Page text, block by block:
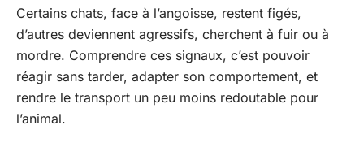
Certains chats, face à l’angoisse, restent figés,
d’autres deviennent agressifs, cherchent à fuir ou à
mordre. Comprendre ces signaux, c’est pouvoir
réagir sans tarder, adapter son comportement, et
rendre le transport un peu moins redoutable pour
l’animal.